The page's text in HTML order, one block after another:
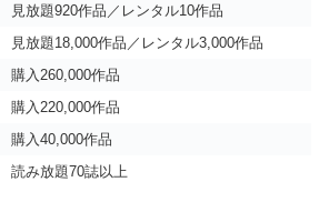
見放題920作品／レンタル10作品
見放題18,000作品／レンタル3,000作品
購入260,000作品
購入220,000作品
購入40,000作品
読み放題70誌以上